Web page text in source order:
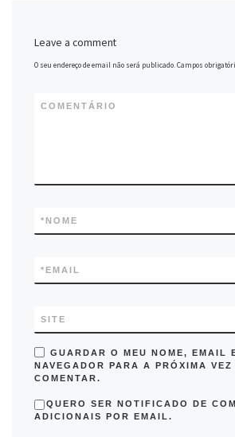
Leave a comment
O seu endereço de email não será publicado.Campos
COMENTÁRIO
NOME
*
EMAIL
*
SITE
GUARDAR O MEU NOME, EMAIL
NAVEGADOR PARA A PRÓXIMA VEZ
COMENTAR.
QUERO SER NOTIFICADO DE
ADICIONAIS POR EMAIL.